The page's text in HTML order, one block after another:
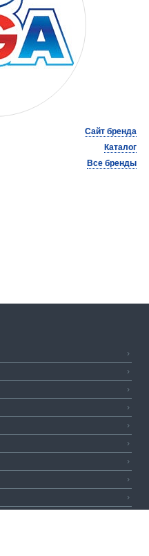
Сайт бренда
Каталог
Все бренды
›
›
›
›
›
›
›
›
›